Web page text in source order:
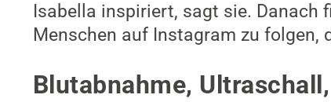
Isabella inspiriert, sagt sie. Danach
Menschen auf Instagram zu folgen,
Blutabnahme,